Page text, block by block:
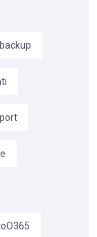
port